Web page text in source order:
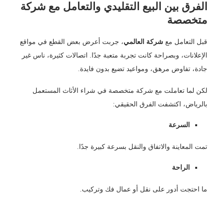
الفرق بين البيع التقليدي والتعامل مع شركة
متخصصة
قبل التعامل مع شركة العالمي، جربت أعرض بعض القطع في مواقع
الإعلانات، وبصراحة كانت تجربة متعبة جدًا. اتصالات كثيرة، ناس غير
جادة، تفاوض مرهق، ومواعيد تضيع بدون فايدة.
لكن لما تعاملت مع شركة متخصصة في شراء الأثاث المستعمل
بالرياض، اكتشفت الفرق الحقيقي:
السرعة
تمت المعاينة والاتفاق والنقل بسرعة كبيرة جدًا.
الراحة
ما احتجت أدور على نقل أو عمال فك وتركيب.